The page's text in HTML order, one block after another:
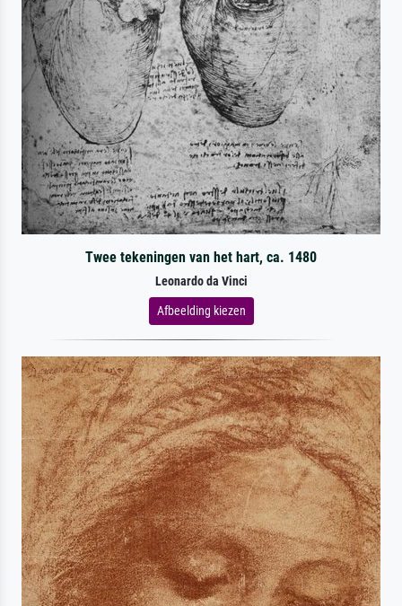
Twee tekeningen van het hart, ca. 1480
Leonardo da Vinci
Afbeelding kiezen